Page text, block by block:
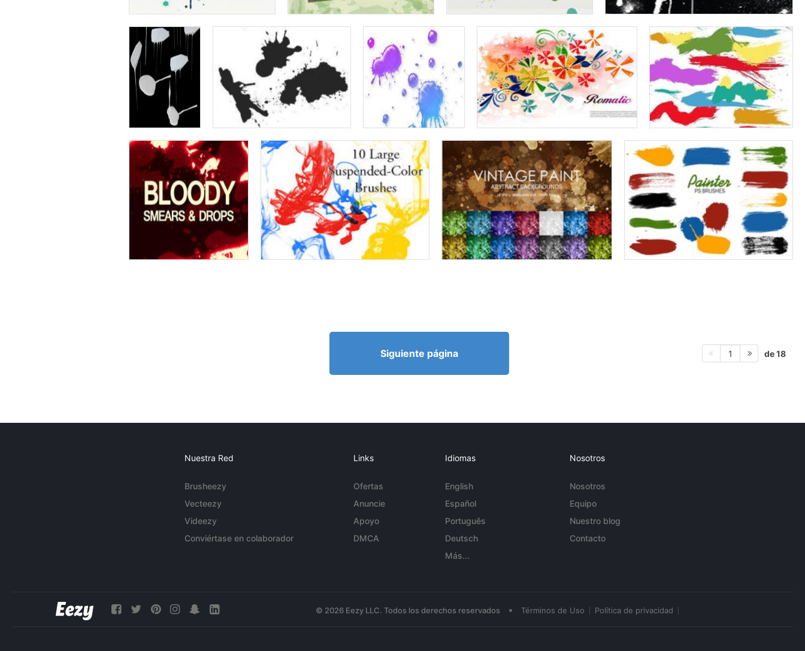
Siguiente página 1 de 18
Nuestra Red
Brusheezy
Vecteezy
Videezy
Conviértase en colaborador
Links
Ofertas
Anuncie
Apoyo
DMCA
Idiomas
English
Español
Português
Deutsch
Más...
Nosotros
Nosotros
Equipo
Nuestro blog
Contacto
© 2026 Eezy LLC. Todos los derechos reservados • Términos de Uso Política de privacidad